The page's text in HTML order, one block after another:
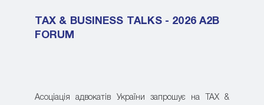
TAX & BUSINESS TALKS - 2026 A2B
FORUM
Асоціація адвокатів України запрошує на TAX &